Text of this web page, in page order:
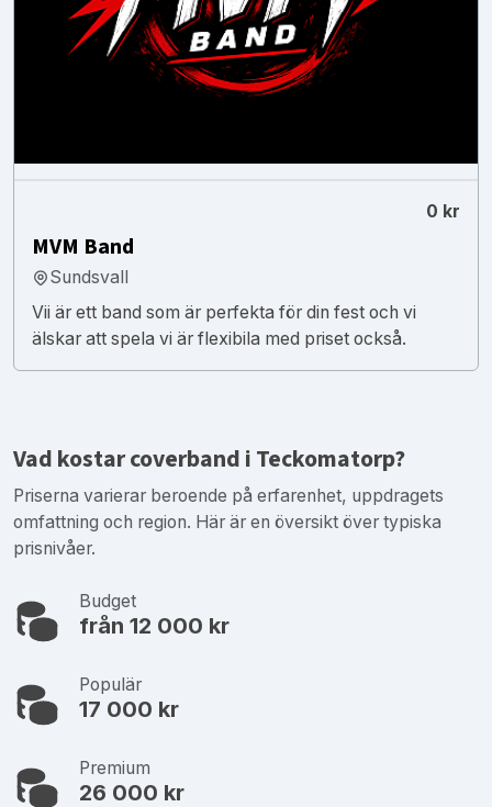
0 kr
MVM Band
Sundsvall
Vii är ett band som är perfekta för din fest och vi
älskar att spela vi är flexibila med priset också.
Vad kostar coverband i Teckomatorp?
Priserna varierar beroende på erfarenhet, uppdragets
omfattning och region. Här är en översikt över typiska
prisnivåer.
Budget
från 12 000 kr
Populär
17 000 kr
Premium
26 000 kr